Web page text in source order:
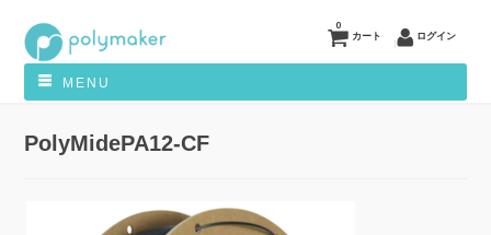
カート
0
ログイン
MENU
PolyMidePA12-CF